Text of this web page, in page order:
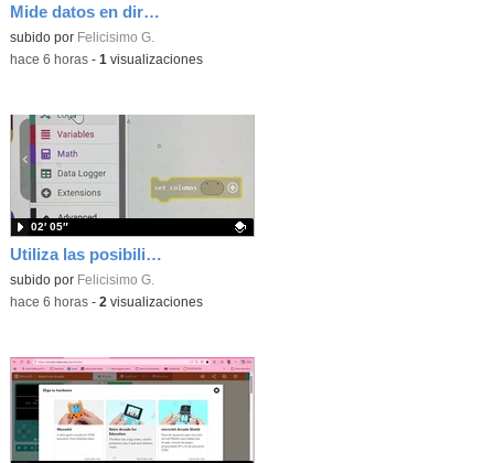
Mide datos en directo usando tu placa microbit y programando con MakeCode dos placas conectadas por radio
Contenido educativo.
subido por Felicisimo G.
-hace 6 horas- 1 visualizaciones
Utiliza las posibilidades de tu microbit programando com MakeCode para medir temperatura y nivel de luz con Datalogger
Contenido educativo.
subido por Felicisimo G.
02′ 05″
-hace 6 horas- 2 visualizaciones